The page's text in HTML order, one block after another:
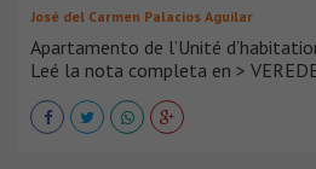
José del Carmen Palacios Aguilar
Apartamento de l’Unité
Leé la nota completa en >